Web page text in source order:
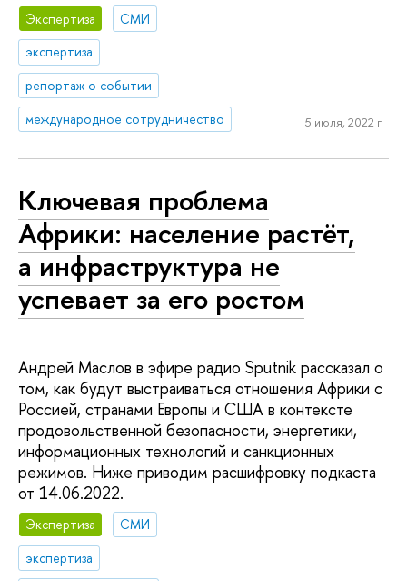
Экспертиза
СМИ
экспертиза
репортаж о событии
международное сотрудничество
5 июля, 2022 г.
Ключевая проблема
Африки: население растёт,
а инфраструктура не
успевает за его ростом
Андрей Маслов в эфире радио Sputnik рассказал о
том, как будут выстраиваться отношения Африки с
Россией, странами Европы и США в контексте
продовольственной безопасности, энергетики,
информационных технологий и санкционных
режимов. Ниже приводим расшифровку подкаста
от 14.06.2022.
Экспертиза
СМИ
экспертиза